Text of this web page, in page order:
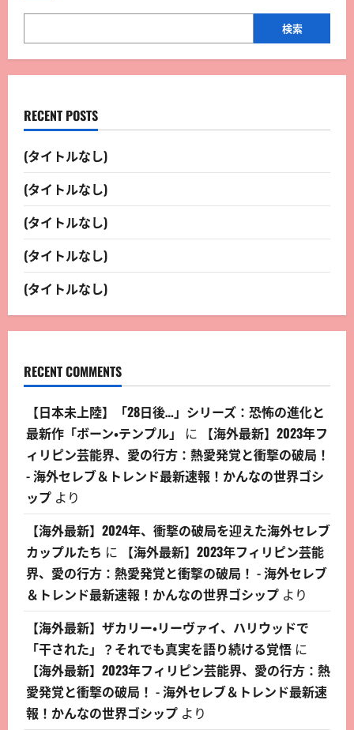
検索
RECENT POSTS
(タイトルなし)
(タイトルなし)
(タイトルなし)
(タイトルなし)
(タイトルなし)
RECENT COMMENTS
【日本未上陸】「28日後…」シリーズ：恐怖の進化と
最新作「ボーン・テンプル」
に
【海外最新】2023年フ
ィリピン芸能界、愛の行方：熱愛発覚と衝撃の破局！
- 海外セレブ＆トレンド最新速報！かんなの世界ゴシ
ップ より
【海外最新】2024年、衝撃の破局を迎えた海外セレブ
カップルたち に
【海外最新】2023年フィリピン芸能
界、愛の行方：熱愛発覚と衝撃の破局！ - 海外セレブ
＆トレンド最新速報！かんなの世界ゴシップ より
【海外最新】ザカリー・リーヴァイ、ハリウッドで
「干された」？それでも真実を語り続ける覚悟 に
【海外最新】2023年フィリピン芸能界、愛の行方：熱
愛発覚と衝撃の破局！ - 海外セレブ＆トレンド最新速
報！かんなの世界ゴシップ より